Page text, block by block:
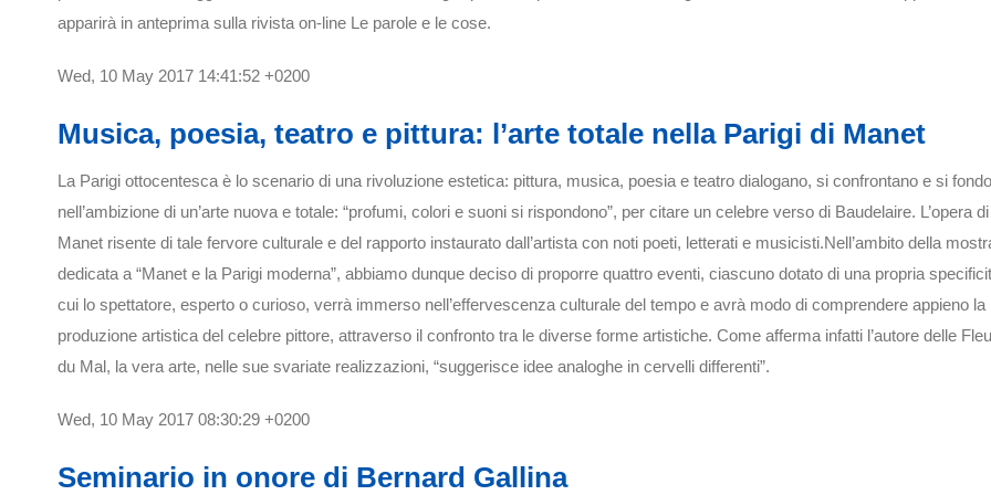
apparirà in anteprima sulla rivista on-line Le parole e le cose.
Wed, 10 May 2017 14:41:52 +0200
Musica, poesia, teatro e pittura: l’arte totale nella Parigi di Manet
La Parigi ottocentesca è lo scenario di una rivoluzione estetica: pittura, musica, poesia e teatro dialogano, si confrontano e si
nell’ambizione di un’arte nuova e totale: “profumi, colori e suoni si rispondono”, per citare un celebre verso di Baudelaire. L’opera di
Manet risente di tale fervore culturale e del rapporto instaurato dall’artista con noti poeti, letterati e musicisti.Nell’ambito della
dedicata a “Manet e la Parigi moderna”, abbiamo dunque deciso di proporre quattro eventi, ciascuno dotato di una propria
cui lo spettatore, esperto o curioso, verrà immerso nell’effervescenza culturale del tempo e avrà modo di comprendere appieno la
produzione artistica del celebre pittore, attraverso il confronto tra le diverse forme artistiche. Come afferma infatti l’autore delle
du Mal, la vera arte, nelle sue svariate realizzazioni, “suggerisce idee analoghe in cervelli differenti”.
Wed, 10 May 2017 08:30:29 +0200
Seminario in onore di Bernard Gallina